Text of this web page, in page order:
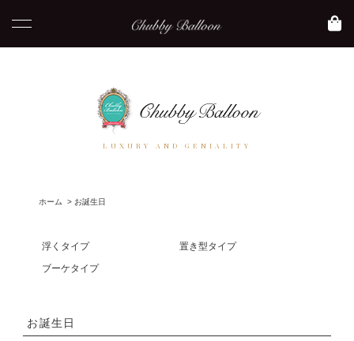
LUXURY AND GENIALITY
ホーム > お誕生日
浮くタイプ
置き型タイプ
ブーケタイプ
お誕生日